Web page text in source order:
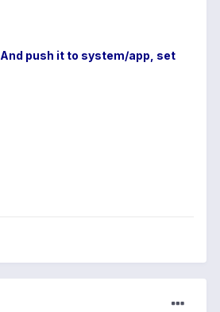
And push it to system/app, set